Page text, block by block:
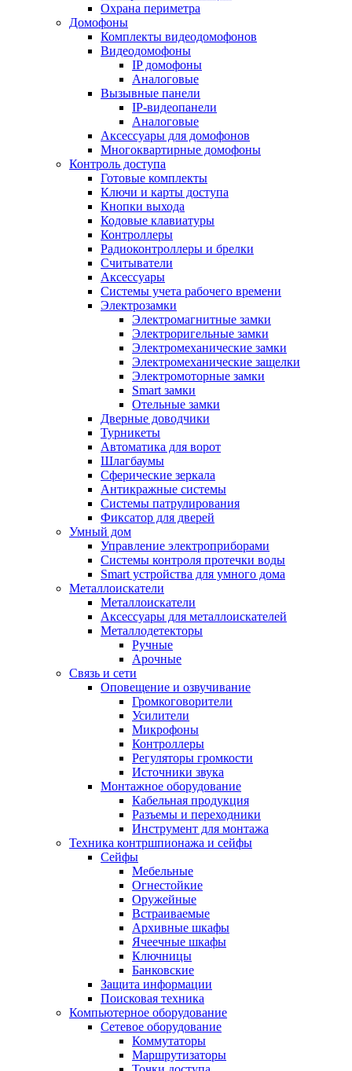
Охрана периметра
Домофоны
Комплекты видеодомофонов
Видеодомофоны
IP домофоны
Аналоговые
Вызывные панели
IP-видеопанели
Аналоговые
Аксессуары для домофонов
Многоквартирные домофоны
Контроль доступа
Готовые комплекты
Ключи и карты доступа
Кнопки выхода
Кодовые клавиатуры
Контроллеры
Радиоконтроллеры и брелки
Считыватели
Аксессуары
Системы учета рабочего времени
Электрозамки
Электромагнитные замки
Электроригельные замки
Электромеханические замки
Электромеханические защелки
Электромоторные замки
Smart замки
Отельные замки
Дверные доводчики
Турникеты
Автоматика для ворот
Шлагбаумы
Сферические зеркала
Антикражные системы
Системы патрулирования
Фиксатор для дверей
Умный дом
Управление электроприборами
Системы контроля протечки воды
Smart устройства для умного дома
Металлоискатели
Металлоискатели
Аксессуары для металлоискателей
Металлодетекторы
Ручные
Арочные
Связь и сети
Оповещение и озвучивание
Громкоговорители
Усилители
Микрофоны
Контроллеры
Регуляторы громкости
Источники звука
Монтажное оборудование
Кабельная продукция
Разъемы и переходники
Инструмент для монтажа
Техника контршпионажа и сейфы
Сейфы
Мебельные
Огнестойкие
Оружейные
Встраиваемые
Архивные шкафы
Ячеечные шкафы
Ключницы
Банковские
Защита информации
Поисковая техника
Компьютерное оборудование
Сетевое оборудование
Коммутаторы
Маршрутизаторы